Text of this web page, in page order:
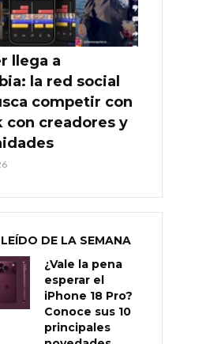
llega a
la red social
competir con
con creadores y
DE LA SEMANA
¿Vale la pena
esperar el
iPhone 18 Pro?
Conoce sus 10
principales